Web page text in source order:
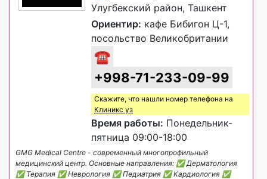
Улугбекский район, Ташкент
Ориентир: кафе Бибигон Ц-1,
посольство Великобритании
☎
+998-71-233-09-99
Скажите, что нашли номер телефона на
Клиникс уз
Время работы: Понедельник-
пятница 09:00-18:00
GMG Medical Centre - современный многопрофильный
медицинский центр. Основные направления: ✅ Дерматология
✅ Терапия ✅ Неврология ✅ Педиатрия ✅ Кардиология ✅